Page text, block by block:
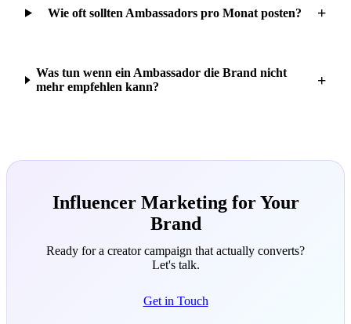
Wie oft sollten Ambassadors pro Monat posten? +
Was tun wenn ein Ambassador die Brand nicht
mehr empfehlen kann?
+
Influencer Marketing for Your
Brand
Ready for a creator campaign that actually converts?
Let's talk.
Get in Touch